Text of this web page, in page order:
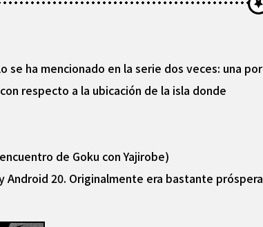
se ha mencionado en la serie dos veces: una por
respecto a la ubicación de la isla donde
de Goku con Yajirobe)
20. Originalmente era bastante próspera